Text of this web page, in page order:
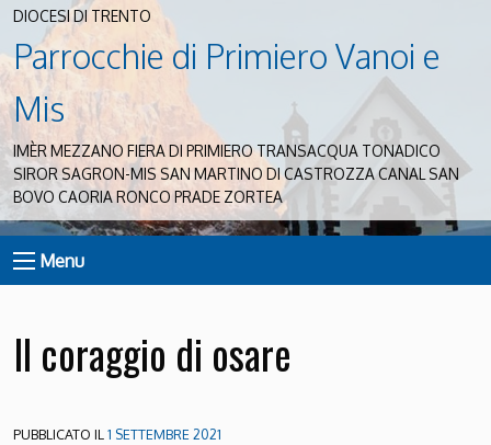
DIOCESI DI TRENTO
Parrocchie di Primiero Vanoi e
Mis
IMÈR MEZZANO FIERA DI PRIMIERO TRANSACQUA TONADICO
SIROR SAGRON-MIS SAN MARTINO DI CASTROZZA CANAL SAN
BOVO CAORIA RONCO PRADE ZORTEA
Menu
Il coraggio di osare
PUBBLICATO IL1 SETTEMBRE 2021